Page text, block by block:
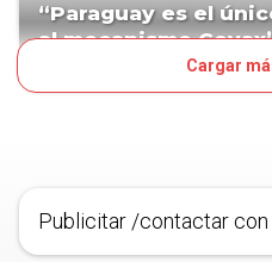
“Paraguay es el
al mecanismo
Cargar
Publicitar /contactar con